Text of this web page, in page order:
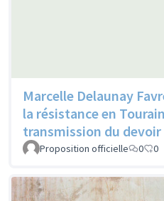
Marcelle Delaunay
la résistance en
transmission du
Proposition officielle 0 0